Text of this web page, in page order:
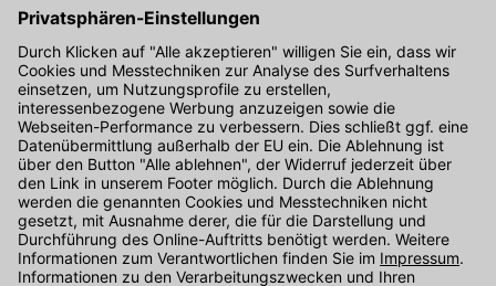
Hier gibt's die kostenlose App
Kontakt
Unser Onlineshop Team ist montags bis freitags von 08:00 - 17:00
Uhr unter der Telefonnummer07071 / 151-151für Sie erreichbar.
Alternativ können Sie unser Kontaktformular nutzen.